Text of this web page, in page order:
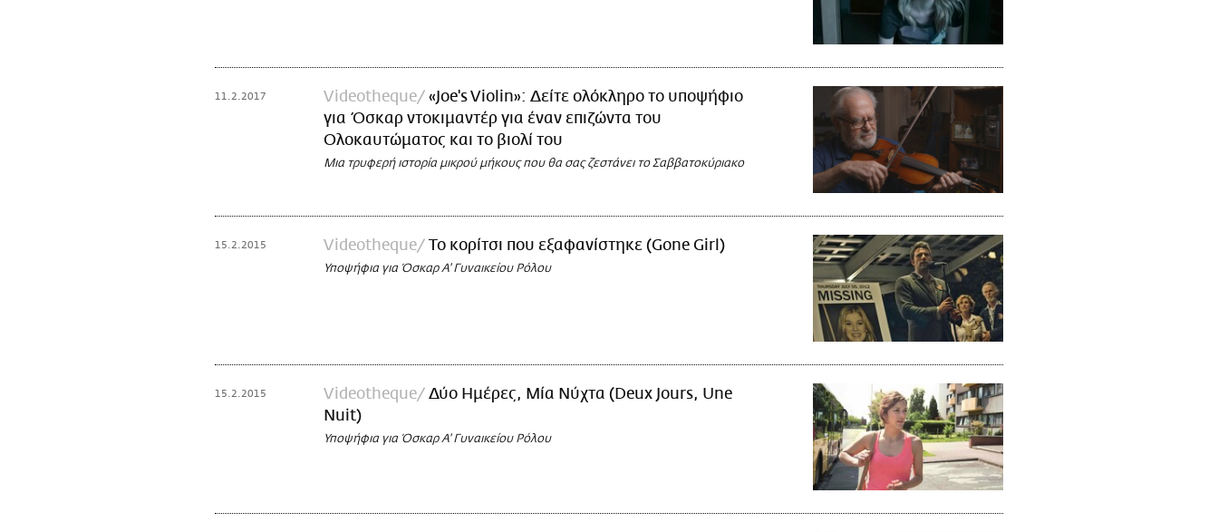
11.2.2017 Videotheque
«Joe's Violin»: Δείτε ολόκληρο το υποψήφιο
για Όσκαρ ντοκιμαντέρ για έναν επιζώντα του
Ολοκαυτώματος και το βιολί του
Μια τρυφερή ιστορία μικρού μήκους που θα σας ζεστάνει το Σαββατοκύριακο
15.2.2015 Videotheque Το κορίτσι που εξαφανίστηκε (Gone Girl)
Υποψήφια για Όσκαρ Α' Γυναικείου Ρόλου
15.2.2015 Videotheque
Δύο Ημέρες, Μία Νύχτα (Deux Jours, Une
Nuit)
Υποψήφια για Όσκαρ Α' Γυναικείου Ρόλου